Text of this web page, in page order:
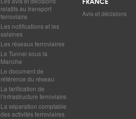
relatifs au transport
ferroviaire
Les notifications et les
saisines
Les réseaux ferroviaires
Le Tunnel sous la
Manche
Le document de
référence du réseau
La tarification de
l’infrastructure ferroviaire
La séparation comptable
des activités ferroviaires
FRANCE
Avis et décisions